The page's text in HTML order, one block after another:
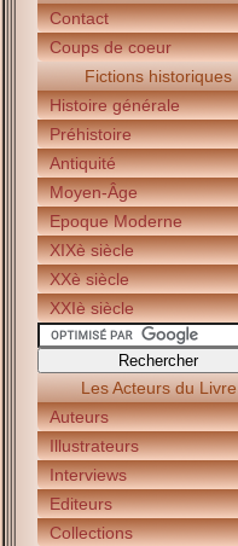
Contact
Coups de coeur
Fictions historiques
Histoire générale
Préhistoire
Antiquité
Moyen-Âge
Epoque Moderne
XIXè siècle
XXè siècle
XXIè siècle
Les Acteurs du Livre
Auteurs
Illustrateurs
Interviews
Editeurs
Collections